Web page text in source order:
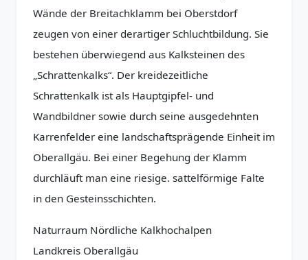
Wände der Breitachklamm bei Oberstdorf
zeugen von einer derartiger Schluchtbildung. Sie
bestehen überwiegend aus Kalksteinen des
„Schrattenkalks“. Der kreidezeitliche
Schrattenkalk ist als Hauptgipfel‐ und
Wandbildner sowie durch seine ausgedehnten
Karrenfelder eine landschaftsprägende Einheit im
Oberallgäu. Bei einer Begehung der Klamm
durchläuft man eine riesige. sattelförmige Falte
in den Gesteinsschichten.
Naturraum Nördliche Kalkhochalpen
Landkreis Oberallgäu